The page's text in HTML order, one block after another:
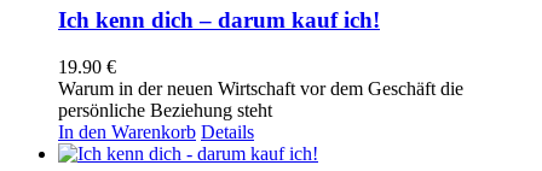
Ich kenn dich – darum kauf ich!
19.90 €
Warum in der neuen Wirtschaft vor dem Geschäft die
persönliche Beziehung steht
In den Warenkorb Details